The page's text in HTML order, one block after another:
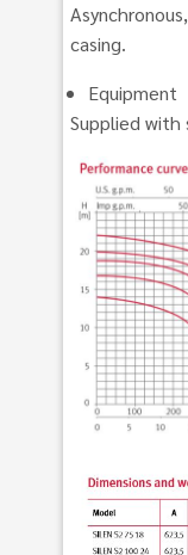
casing.
Equipment
Supplied with